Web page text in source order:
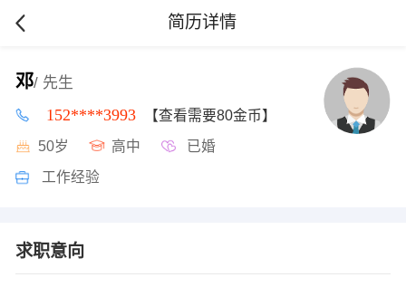
简历详情
邓/ 先生
152****3993 【查看需要80金币】
50岁 高中 已婚
工作经验
求职意向